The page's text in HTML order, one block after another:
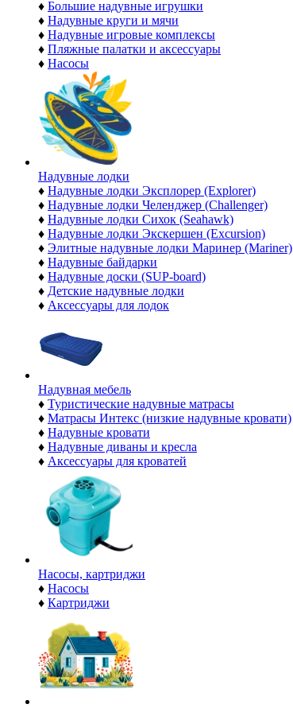
♦ Большие надувные игрушки
♦ Надувные круги и мячи
♦ Надувные игровые комплексы
♦ Пляжные палатки и аксессуары
♦ Насосы
Надувные лодки
♦ Надувные лодки Эксплорер (Explorer)
♦ Надувные лодки Челенджер (Challenger)
♦ Надувные лодки Сихок (Seahawk)
♦ Надувные лодки Экскершен (Excursion)
♦ Элитные надувные лодки Маринер (Mariner)
♦ Надувные байдарки
♦ Надувные доски (SUP-board)
♦ Детские надувные лодки
♦ Аксессуары для лодок
Надувная мебель
♦ Туристические надувные матрасы
♦ Матрасы Интекс (низкие надувные кровати)
♦ Надувные кровати
♦ Надувные диваны и кресла
♦ Аксессуары для кроватей
Насосы, картриджи
♦ Насосы
♦ Картриджи